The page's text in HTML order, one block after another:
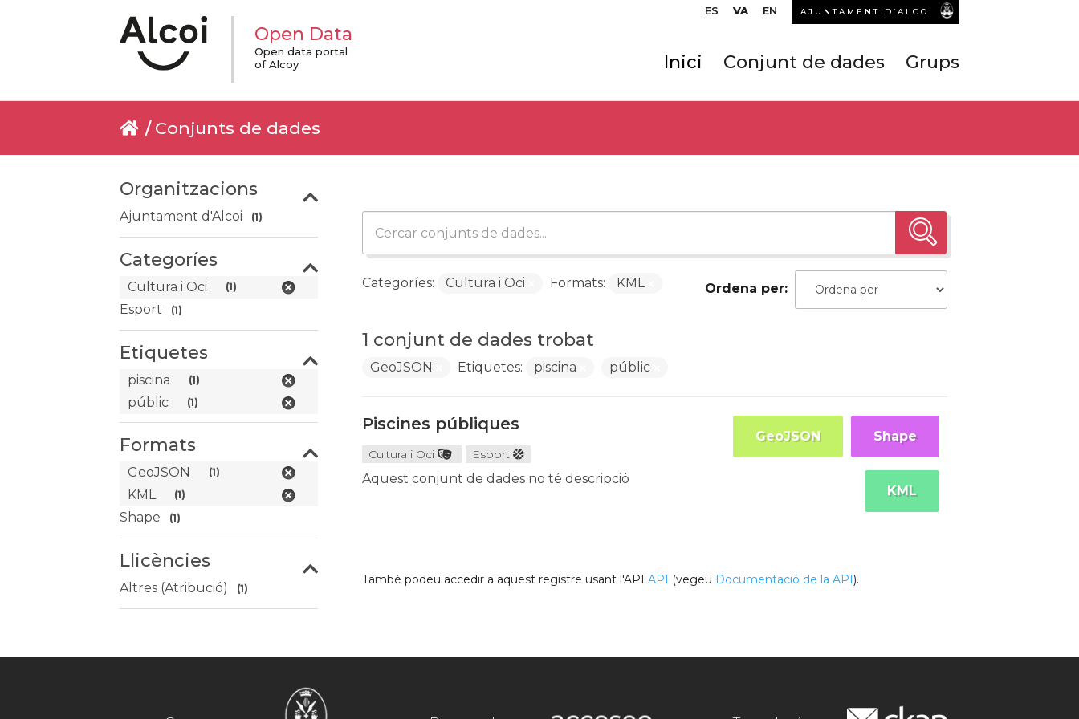
ES VA EN AJUNTAMENT D’ALCOI
Open Data
Open data portal
of Alcoy
Inici Conjunt de dades Grups
Conjunts de dades
Organitzacions
Ajuntament d'Alcoi (1)
Categoríes
Cultura i Oci (1)
Esport (1)
Etiquetes
piscina (1)
públic (1)
Formats
GeoJSON (1)
KML (1)
Shape (1)
Llicències
Altres (Atribució) (1)
Ordena per
1 conjunt de dades trobat
Categoríes: Cultura i Oci Formats: KML
GeoJSON Etiquetes: piscina públic
Piscines públiques
Cultura i Oci Esport
Aquest conjunt de dades no té descripció
Shape
GeoJSON
KML
També podeu accedir a aquest registre usant l'API API (vegeu Documentació de la API).